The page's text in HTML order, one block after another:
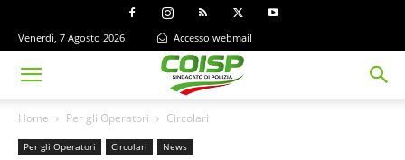
Venerdì, 7 Agosto 2026 Accesso webmail
Home Per gli Operatori Circolari
Per gli Operatori Circolari News